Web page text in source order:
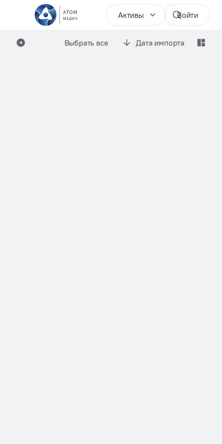
Активы Войти
Выбрать все Дата импорта